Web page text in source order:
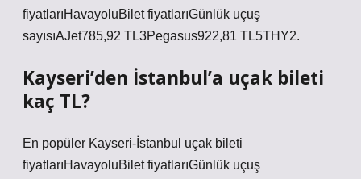
fiyatlarıHavayoluBilet fiyatlarıGünlük uçuş
sayısıAJet785,92 TL3Pegasus922,81 TL5THY2.
Kayseri’den İstanbul’a uçak bileti
kaç TL?
En popüler Kayseri-İstanbul uçak bileti
fiyatlarıHavayoluBilet fiyatlarıGünlük uçuş